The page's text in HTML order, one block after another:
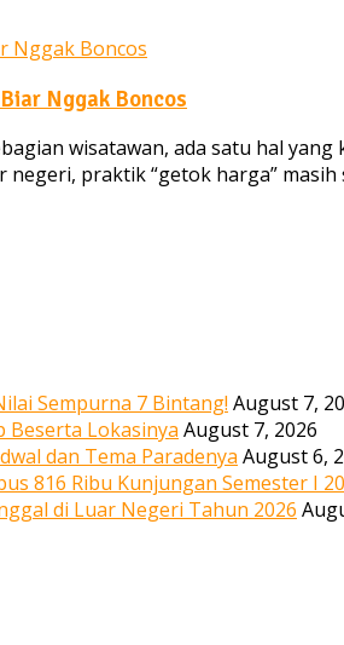
Nggak Boncos
wisatawan, ada satu hal
praktik “getok harga”
Sempurna 7 Bintang! August 7,
Beserta Lokasinya August 7, 2026
dan Tema Paradenya August 6,
816 Ribu Kunjungan Semester I
di Luar Negeri Tahun 2026